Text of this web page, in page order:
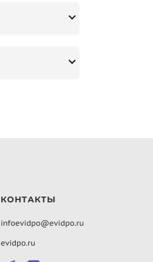
КОНТАКТЫ
infoevidpo@evidpo.ru
evidpo.ru